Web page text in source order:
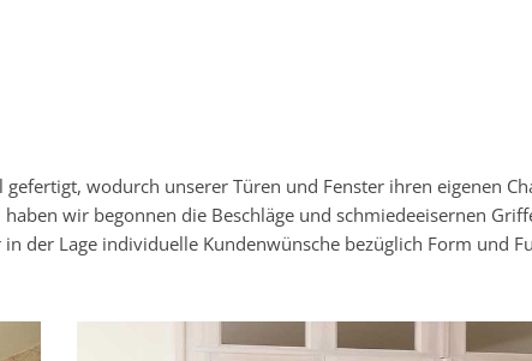
wodurch unserer Türen und Fenster ihren eigenen
wir begonnen die Beschläge und schmiedeeisernen
der Lage individuelle Kundenwünsche bezüglich Form und